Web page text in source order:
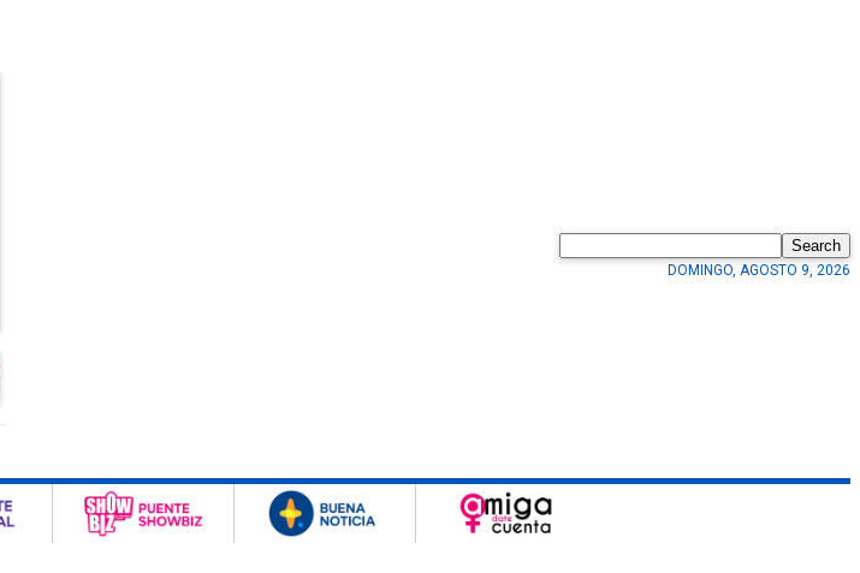
Search
DOMINGO, AGOSTO 9, 2026